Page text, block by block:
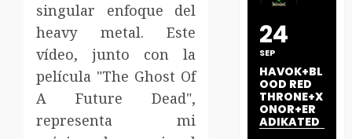
singular enfoque del
heavy metal. Este
vídeo, junto con la
película "The Ghost Of
A Future Dead",
representa mi
24
SEP
HAVOK+BL
OOD RED
THRONE+X
ONOR+ER
ADIKATED